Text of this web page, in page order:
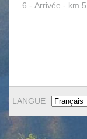
6 - Arrivée - km
LANGUE